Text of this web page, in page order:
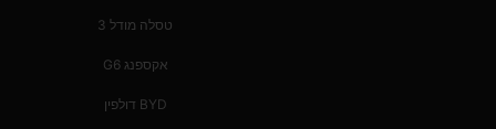
טסלה מודל 3
אקספנג G6
BYD דולפין